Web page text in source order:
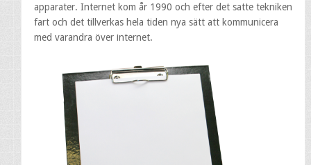
apparater. Internet kom år 1990 och efter det satte tekniken
fart och det tillverkas hela tiden nya sätt att kommunicera
med varandra över internet.